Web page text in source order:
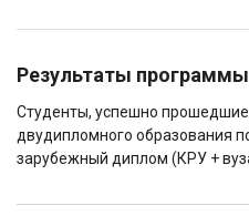
Результаты
Студенты, успешно
двудипломного образования
зарубежный диплом (КРУ +